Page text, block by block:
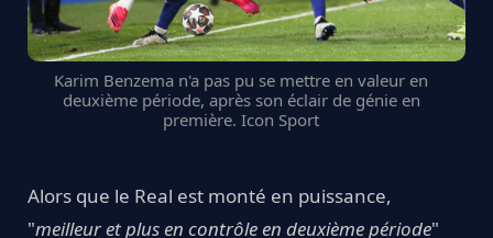
Karim Benzema n'a pas pu se mettre en valeur en
deuxième période, après son éclair de génie en
première. Icon Sport
Alors que le Real est monté en puissance,
"meilleur et plus en contrôle en deuxième période"